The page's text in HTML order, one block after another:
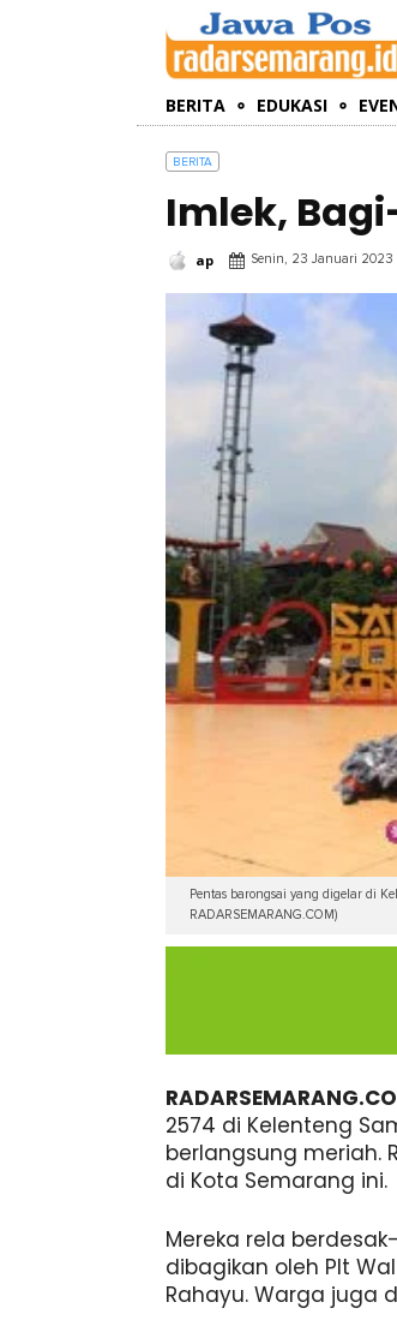
BERITA EDUKASI
BERITA
Imlek,
ap Senin, 23 Januari 2023
Pentas barongsai yang digelar di
RADARSEMARANG.COM)
2574 di Kelenteng
berlangsung meriah.
di Kota Semarang ini.
Mereka rela
dibagikan oleh Plt
Rahayu. Warga juga